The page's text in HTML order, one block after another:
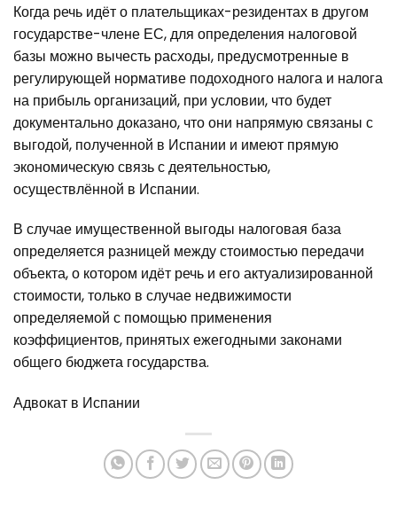
Когда речь идёт о плательщиках-резидентах в другом
государстве-члене ЕС, для определения налоговой
базы можно вычесть расходы, предусмотренные в
регулирующей нормативе подоходного налога и налога
на прибыль организаций, при условии, что будет
документально доказано, что они напрямую связаны с
выгодой, полученной в Испании и имеют прямую
экономическую связь с деятельностью,
осуществлённой в Испании.
В случае имущественной выгоды налоговая база
определяется разницей между стоимостью передачи
объекта, о котором идёт речь и его актуализированной
стоимости, только в случае недвижимости
определяемой с помощью применения
коэффициентов, принятых ежегодными законами
общего бюджета государства.
Адвокат в Испании